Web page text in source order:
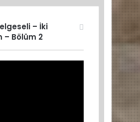
– İki
– Bölüm 2